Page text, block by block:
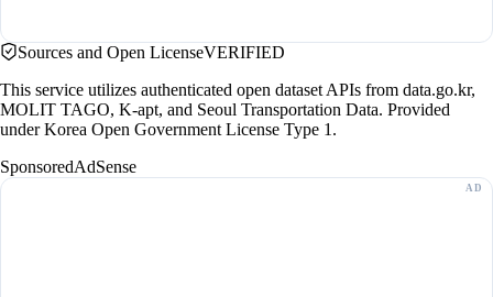
Sources and Open LicenseVERIFIED
This service utilizes authenticated open dataset APIs from data.go.kr,
MOLIT TAGO, K-apt, and Seoul Transportation Data. Provided
under Korea Open Government License Type 1.
SponsoredAdSense